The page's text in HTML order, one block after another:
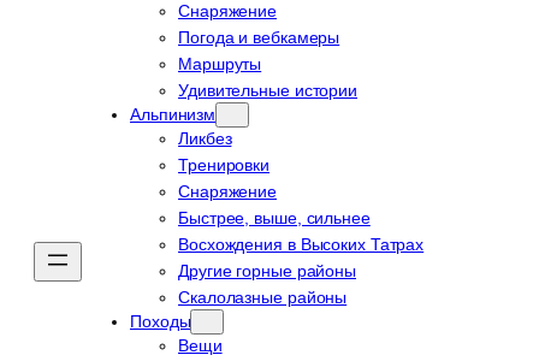
Снаряжение
Погода и вебкамеры
Маршруты
Удивительные истории
Альпинизм
Ликбез
Тренировки
Снаряжение
Быстрее, выше, сильнее
Восхождения в Высоких Татрах
Другие горные районы
Скалолазные районы
Походы
Вещи